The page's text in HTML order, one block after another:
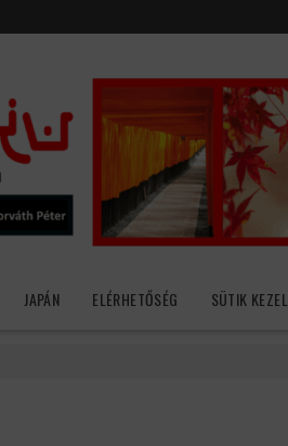
JAPÁN ELÉRHETŐSÉG SÜTIK